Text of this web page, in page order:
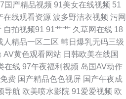
最新网址 97视频在线 91精品国产丝袜
色片 婷婷97色色网 天天久人艹 男人肏屄
日本影院色 五月天色人妻 欧美性交另 深
夜AV影院 91福利在线视频 午夜精品导航
国产精品视频 91美女在线视频 51
在线观看资源 波多野洁衣视频 污网
自拍视频91 91艹艹 久草网在线 18
人精品一区二区 韩日爆乳无码三级
AV黄色观看网站 日韩欧美在线国
在线 97午夜福利视频 岛国AV动作
费 国产精品色色视屏 国产午夜成
导航 欧美喷水影院 91爱爱视频 欧